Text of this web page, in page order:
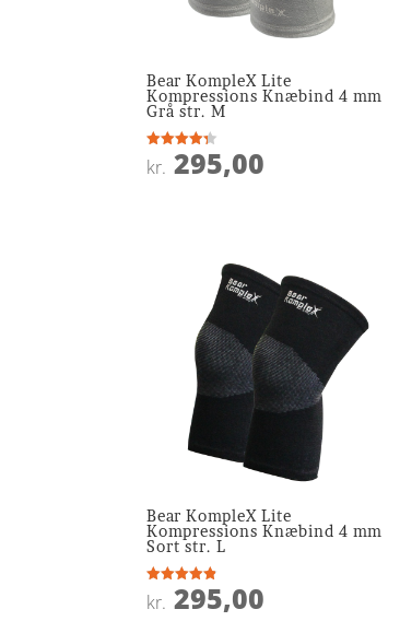
Bear KompleX Lite
Kompressions Knæbind 4 mm
Grå str. M
Vurderet
4.3
kr. 295,00
Bear KompleX Lite
Kompressions Knæbind 4 mm
Sort str. L
Vurderet
4.8
kr. 295,00